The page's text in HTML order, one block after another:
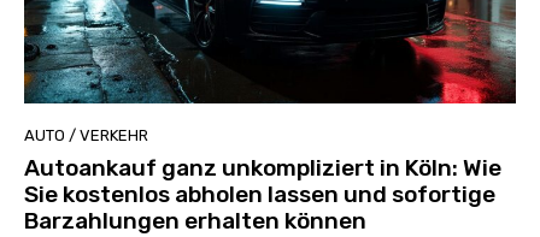
AUTO / VERKEHR
Autoankauf ganz unkompliziert in Köln: Wie
Sie kostenlos abholen lassen und sofortige
Barzahlungen erhalten können